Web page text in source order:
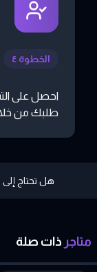
الخطوة ٤
احصل على
طلبك من
هل تحتاج
متاجر ذات صلة